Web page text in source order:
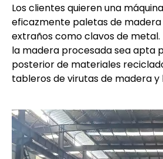
Los clientes quieren una
eficazmente paletas de
extraños como clavos de metal.
la madera procesada sea apta
posterior de materiales
tableros de virutas de madera